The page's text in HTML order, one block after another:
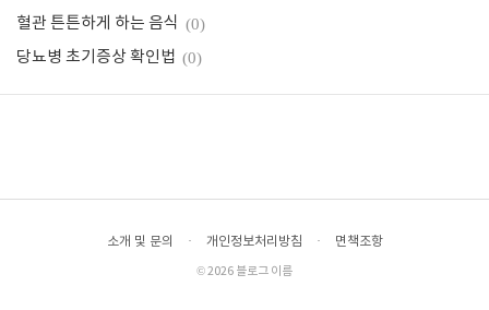
혈관 튼튼하게 하는 음식 (0)
당뇨병 초기증상 확인법 (0)
소개 및 문의 · 개인정보처리방침 · 면책조항
© 2026 블로그 이름